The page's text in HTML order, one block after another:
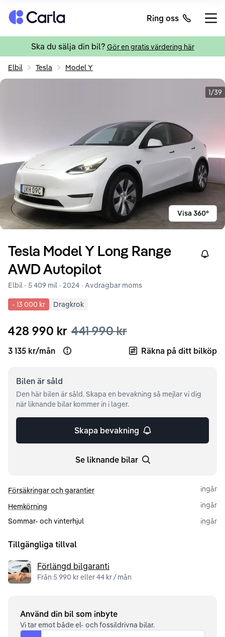
Tillbaka till startsidan Ring oss
Ska du sälja din bil? Gör en gratis värdering här
Elbil Tesla Model Y
1/39
Visa 360°
Tesla Model Y Long Range
AWD Autopilot
Right
Elbil · 5 409 mil · 2024 · Avdragbar moms
- 13 000 kr Dragkrok
428 990 kr 441 990 kr
3 135 kr/mån Open loan example Räkna på ditt bilköp
Bilen är såld
Den här bilen är såld. Skapa en bevakning så mejlar vi dig
när liknande bilar kommer in i lager.
Skapa bevakning
Se liknande bilar
Försäkringar och garantier
ingår
Hemkörning
ingår
Sommar- och vinterhjul
ingår
Tillgängliga tillval
Förlängd bilgaranti
Från 5 990 kr eller 44 kr / mån
Använd din bil som inbyte
Vi tar emot både el- och fossildrivna bilar.